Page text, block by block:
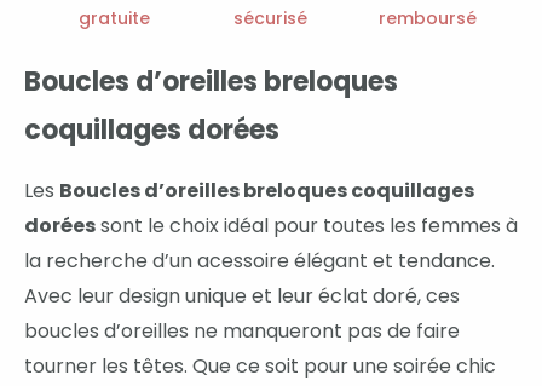
gratuite
sécurisé
remboursé
Boucles d’oreilles breloques
coquillages dorées
Les Boucles d’oreilles breloques coquillages
doréessont le choix idéal pour toutes les femmes à
la recherche d’un acessoire élégant et tendance.
Avec leur design unique et leur éclat doré, ces
boucles d’oreilles ne manqueront pas de faire
tourner les têtes. Que ce soit pour une soirée chic